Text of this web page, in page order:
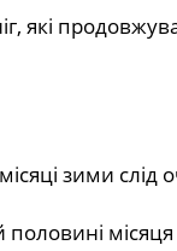
які
зими слід
місяця